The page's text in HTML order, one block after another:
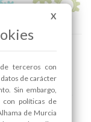
X
terceros con
de carácter
Sin embargo,
políticas de
de Murcia